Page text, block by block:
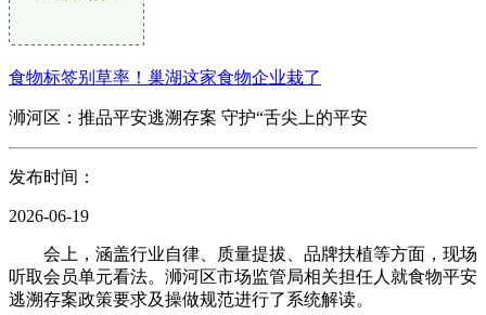
食物标签别草率！巢湖这家食物企业栽了
浉河区：推品平安逃溯存案 守护“舌尖上的平安
发布时间：
2026-06-19
会上，涵盖行业自律、质量提拔、品牌扶植等方面，现场
听取会员单元看法。浉河区市场监管局相关担任人就食物平安
逃溯存案政策要求及操做规范进行了系统解读。